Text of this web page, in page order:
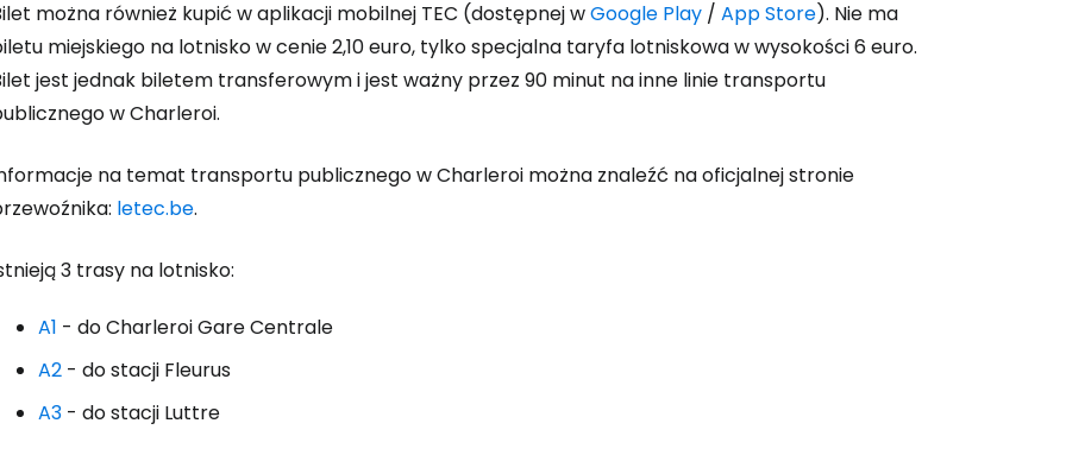
można również kupić w aplikacji mobilnej TEC (dostępnej wGoogle Play / App Store). Nie ma
miejskiego na lotnisko w cenie 2,10 euro, tylko specjalna taryfa lotniskowa w wysokości 6 euro.
jest jednak biletem transferowym i jest ważny przez 90 minut na inne linie transportu
w Charleroi.
na temat transportu publicznego w Charleroi można znaleźć na oficjalnej stronie
letec.be.
3 trasy na lotnisko:
A1 - do Charleroi Gare Centrale
A2 - do stacji Fleurus
A3 - do stacji Luttre
Kontynuuj z e-mailem